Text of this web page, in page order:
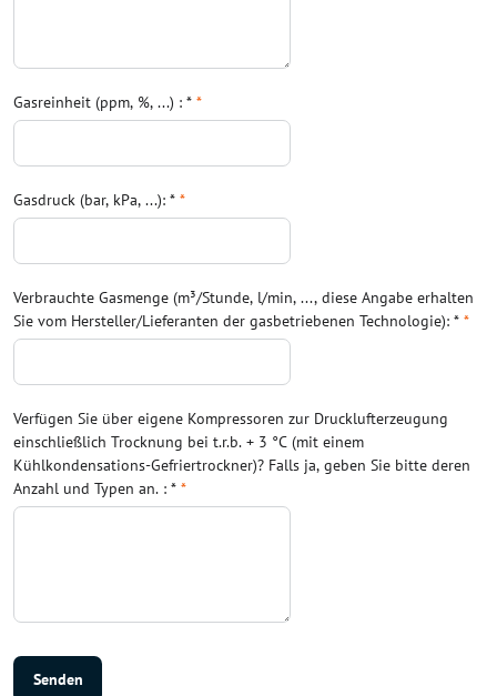
Gasreinheit (ppm, %, ...) : * *
Gasdruck (bar, kPa, ...): * *
Verbrauchte Gasmenge (m³/Stunde, l/min, ..., diese Angabe erhalten
Sie vom Hersteller/Lieferanten der gasbetriebenen Technologie): * *
Verfügen Sie über eigene Kompressoren zur Drucklufterzeugung
einschließlich Trocknung bei t.r.b. + 3 °C (mit einem
Kühlkondensations-Gefriertrockner)? Falls ja, geben Sie bitte deren
Anzahl und Typen an. : * *
Senden